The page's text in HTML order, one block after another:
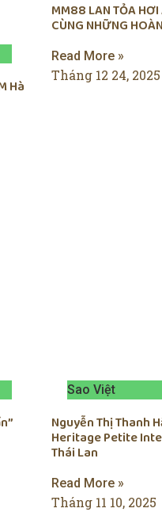
Hà
MM88 LAN TỎA
CÙNG NHỮNG
Read More »
Tháng 12 24, 2025
Sao Việt
Nguyễn Thị Thanh
Heritage Petite
Thái Lan
Read More »
Tháng 11 10, 2025